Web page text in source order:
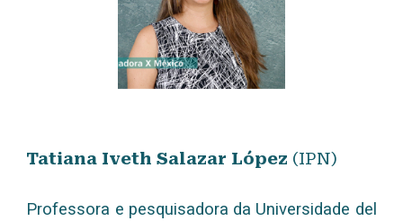
Tatiana Iveth Salazar López (IPN)
Professora e pesquisadora da Universidade del